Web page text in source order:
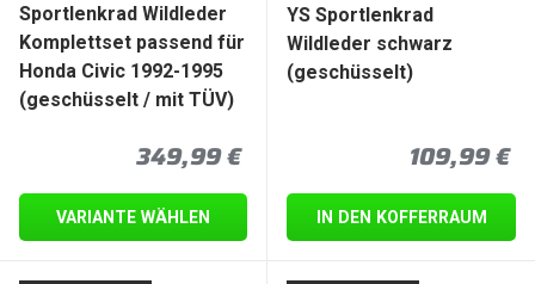
Sportlenkrad Wildleder
Komplettset passend für
Honda Civic 1992-1995
(geschüsselt / mit TÜV)
Normaler Preis
349,99 €
VARIANTE WÄHLEN
YS Sportlenkrad
Wildleder schwarz
(geschüsselt)
Normaler
109,99 €
IN DEN KOFFERRAUM